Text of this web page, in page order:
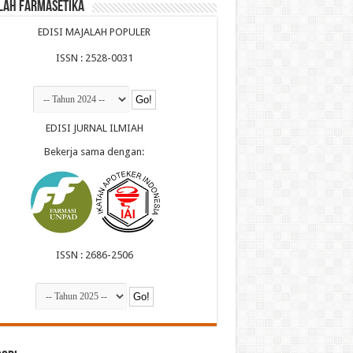
Farmasetika
EDISI MAJALAH POPULER
ISSN : 2528-0031
EDISI JURNAL ILMIAH
Bekerja sama dengan:
ISSN : 2686-2506